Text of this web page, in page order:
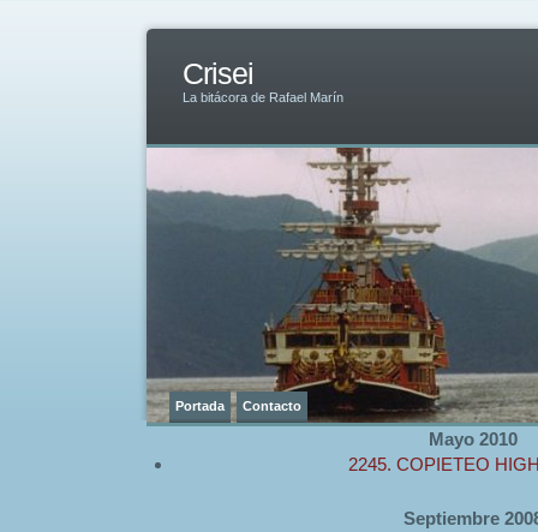
Crisei
La bitácora de Rafael Marín
Portada Contacto
Mayo 2010
2245. COPIETEO
Septiembre